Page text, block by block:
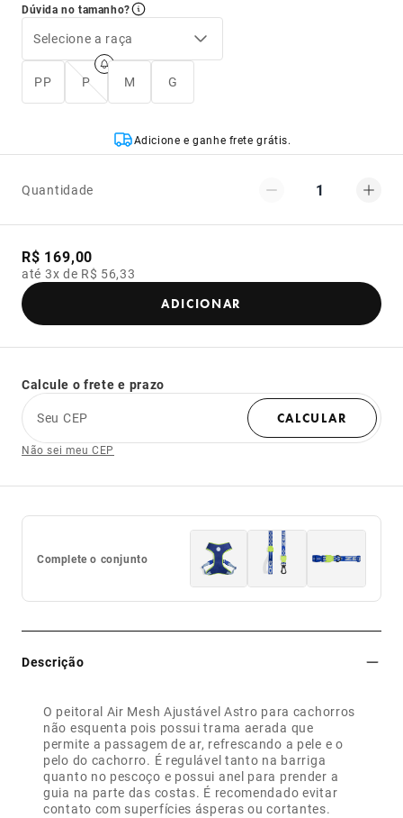
Dúvida no tamanho?
Selecione a raça
PP P M G
Adicione e ganhe frete grátis.
Quantidade 1
R$ 169,00
até 3x de R$ 56,33
ADICIONAR
Calcule o frete e prazo
Seu CEP
CALCULAR
Não sei meu CEP
Complete o conjunto
Descrição
O peitoral Air Mesh Ajustável Astro para cachorros
não esquenta pois possui trama aerada que
permite a passagem de ar, refrescando a pele e o
pelo do cachorro. É regulável tanto na barriga
quanto no pescoço e possui anel para prender a
guia na parte das costas. É recomendado evitar
contato com superfícies ásperas ou cortantes.